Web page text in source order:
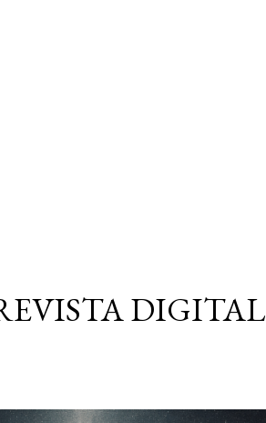
DIGITAL